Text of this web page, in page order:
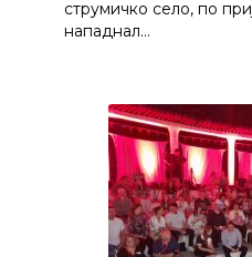
струмичко село, по
нападнал…